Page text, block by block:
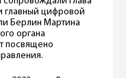
главный цифровой
Берлин Мартина
органа
посвящено